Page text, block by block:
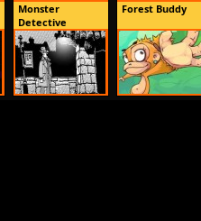
Monster
Detective
Forest Buddy